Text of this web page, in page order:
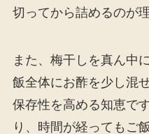
切ってから詰めるのが
また、梅干しを真ん中
飯全体にお酢を少し混
保存性を高める知恵で
り、時間が経ってもご